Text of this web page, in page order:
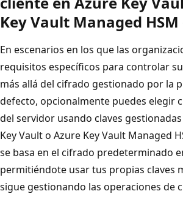
Key Vault Managed
En escenarios en los que las
requisitos específicos para controlar
más allá del cifrado gestionado por la
defecto, opcionalmente puedes elegir
del servidor usando claves
Key Vault o Azure Key Vault Managed
se basa en el cifrado predeterminado
permitiéndote usar tus propias claves
sigue gestionando las operaciones de